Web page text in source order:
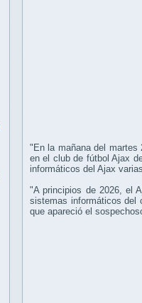
"En la mañana del martes
en el club de fútbol Ajax
informáticos del Ajax
"A principios de 2026, el
sistemas informáticos del
que apareció el